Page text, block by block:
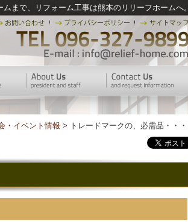
まで、リフォーム工事は熊本のリリーフホームへ。
・イベント情報 > トレードマークの、必需品・・・